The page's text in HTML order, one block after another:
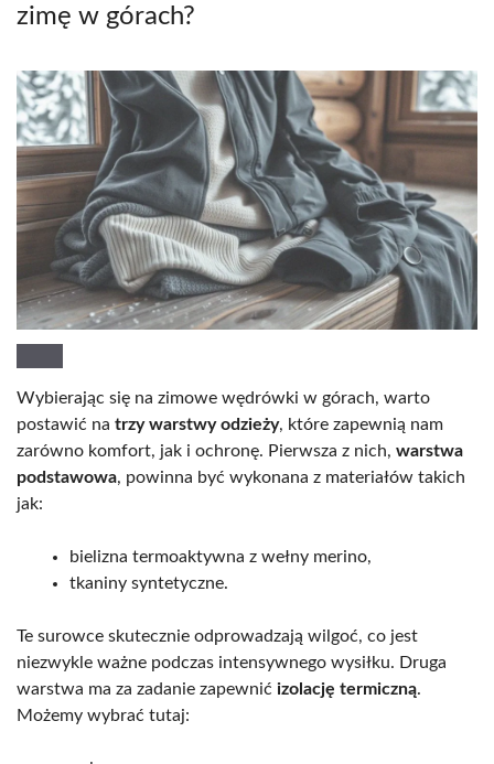
zimę w górach?
Wybierając się na zimowe wędrówki w górach, warto
postawić na trzy warstwy odzieży, które zapewnią nam
zarówno komfort, jak i ochronę. Pierwsza z nich, warstwa
podstawowa, powinna być wykonana z materiałów takich
jak:
bielizna termoaktywna z wełny merino,
tkaniny syntetyczne.
Te surowce skutecznie odprowadzają wilgoć, co jest
niezwykle ważne podczas intensywnego wysiłku. Druga
warstwa ma za zadanie zapewnić izolację termiczną.
Możemy wybrać tutaj: